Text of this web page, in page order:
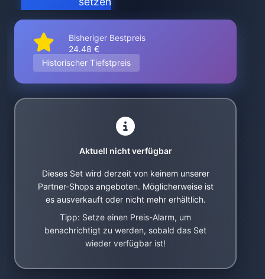
Bisheriger Bestpreis
24.48 €
Historischer Tiefstpreis
Aktuell nicht verfügbar
Dieses Set wird derzeit von keinem unserer
Partner-Shops angeboten. Möglicherweise ist
es ausverkauft oder nicht mehr erhältlich.
Tipp: Setze einen Preis-Alarm, um
benachrichtigt zu werden, sobald das Set
wieder verfügbar ist!